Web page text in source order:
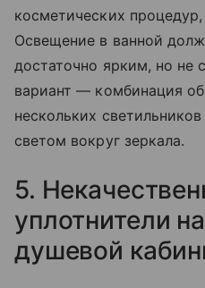
косметических
Освещение в ванной
достаточно ярким, но не
вариант — комбинация
нескольких
светом вокруг зеркала.
5.
уплотнители
душевой